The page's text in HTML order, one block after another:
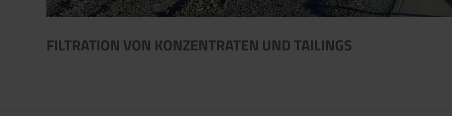
FILTRATION VON KONZENTRATEN UND TAILINGS